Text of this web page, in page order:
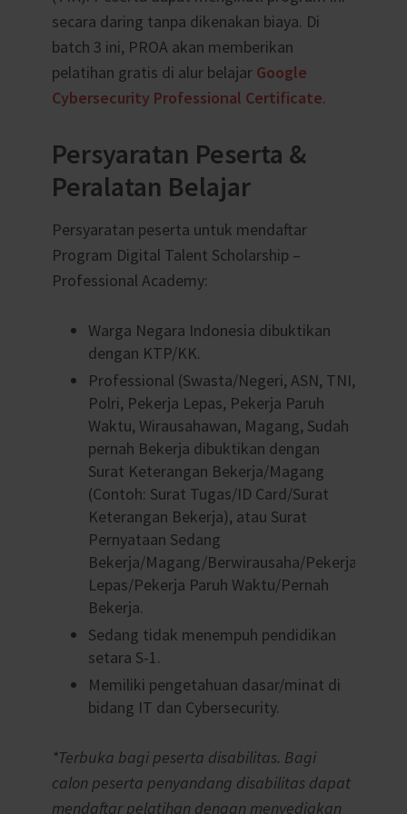
secara daring tanpa dikenakan biaya. Di
batch 3 ini, PROA akan memberikan
pelatihan gratis di alur belajar Google
Cybersecurity Professional Certificate.
Persyaratan Peserta &
Peralatan Belajar
Persyaratan peserta untuk mendaftar
Program Digital Talent Scholarship –
Professional Academy:
Warga Negara Indonesia dibuktikan
dengan KTP/KK.
Professional (Swasta/Negeri, ASN, TNI,
Polri, Pekerja Lepas, Pekerja Paruh
Waktu, Wirausahawan, Magang, Sudah
pernah Bekerja dibuktikan dengan
Surat Keterangan Bekerja/Magang
(Contoh: Surat Tugas/ID Card/Surat
Keterangan Bekerja), atau Surat
Pernyataan Sedang
Bekerja/Magang/Berwirausaha/Pekerja
Lepas/Pekerja Paruh Waktu/Pernah
Bekerja.
Sedang tidak menempuh pendidikan
setara S-1.
Memiliki pengetahuan dasar/minat di
bidang IT dan Cybersecurity.
*Terbuka bagi peserta disabilitas. Bagi
calon peserta penyandang disabilitas dapat
mendaftar pelatihan dengan menyediakan